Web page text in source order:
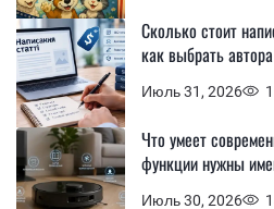
Июль 31, 2026
Сколько стоит
как выбрать автора
Июль 30, 2026
Что умеет
функции нужны